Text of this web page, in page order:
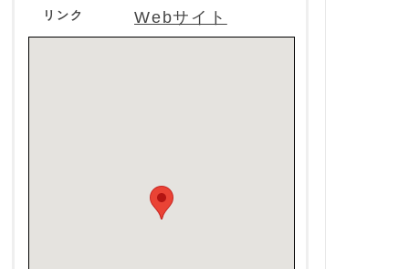
リンク Webサイト